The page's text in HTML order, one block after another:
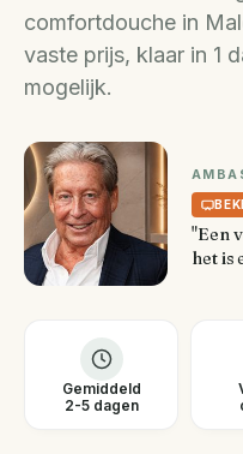
comfortdouche in
vaste prijs, klaar in 1
mogelijk.
"Een
het is
Gemiddeld
2-5 dagen